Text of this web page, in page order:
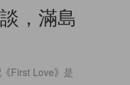
，滿島
First Love》是